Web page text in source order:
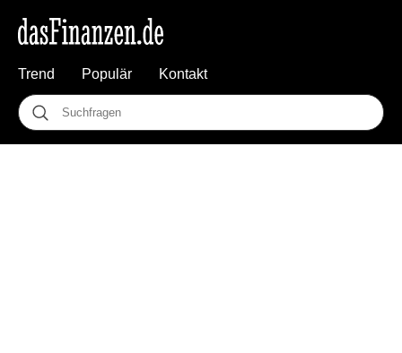
Trend Populär Kontakt